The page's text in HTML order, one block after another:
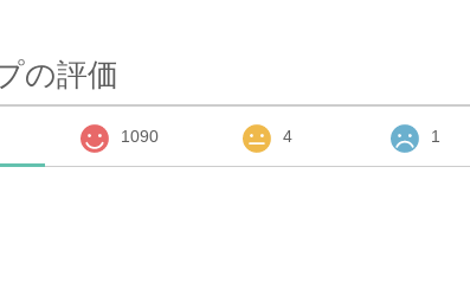
の評価
1090 4 1